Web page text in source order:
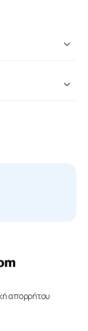
απορρήτου